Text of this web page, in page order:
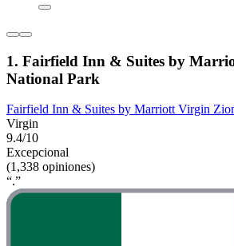
1. Fairfield Inn & Suites by
National Park
Fairfield Inn & Suites by Marriott Virgin
Virgin
9.4/10
Excepcional
(1,338 opiniones)
“.”